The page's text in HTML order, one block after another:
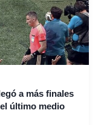
a más finales
último medio